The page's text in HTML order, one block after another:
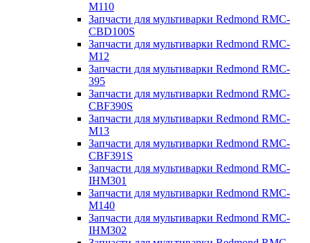
M110
Запчасти для мультиварки Redmond RMC-
CBD100S
Запчасти для мультиварки Redmond RMC-
M12
Запчасти для мультиварки Redmond RMC-
395
Запчасти для мультиварки Redmond RMC-
CBF390S
Запчасти для мультиварки Redmond RMC-
M13
Запчасти для мультиварки Redmond RMC-
CBF391S
Запчасти для мультиварки Redmond RMC-
IHM301
Запчасти для мультиварки Redmond RMC-
M140
Запчасти для мультиварки Redmond RMC-
IHM302